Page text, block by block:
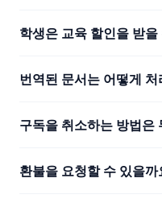
학생은 교육 할인을 받을
번역된 문서는 어떻게
구독을 취소하는 방법은
환불을 요청할 수 있을까